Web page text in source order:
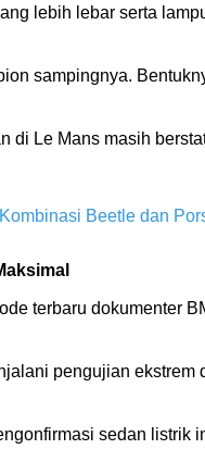
lebih lebar serta
sampingnya.
di Le Mans masih
Beetle dan
terbaru dokumenter
pengujian
sedan listrik